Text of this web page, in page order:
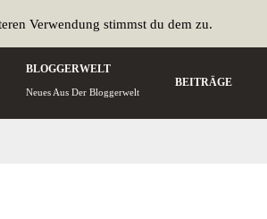
BLOGGERWELT
Neues Aus Der Bloggerwelt
BEITRÄGE
Verwendung stimmst du dem zu.